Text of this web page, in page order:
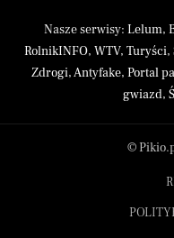
Nasze serwisy: Lelum,
RolnikINFO, WTV, Turyści,
Zdrogi,Antyfake, Portal
gwiazd,
©